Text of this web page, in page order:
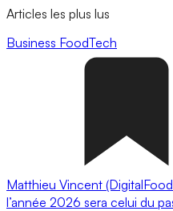
Articles les plus lus
Business FoodTech
Matthieu Vincent
l’année 2026 sera celui du